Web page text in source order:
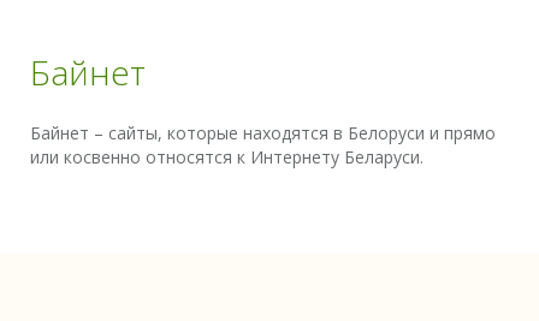
Байнет
Байнет – сайты, которые находятся в Белоруси и прямо
или косвенно относятся к Интернету Беларуси.